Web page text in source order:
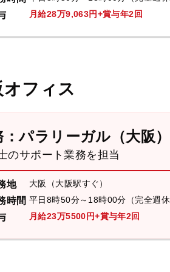
月給28万9,063円+賞与年2回
オフィス
パラリーガル（大阪）
のサポート業務を担当
地 大阪（大阪駅すぐ）
時間 平日8時50分～18時00分（完全週休
月給23万5500円+賞与年2回